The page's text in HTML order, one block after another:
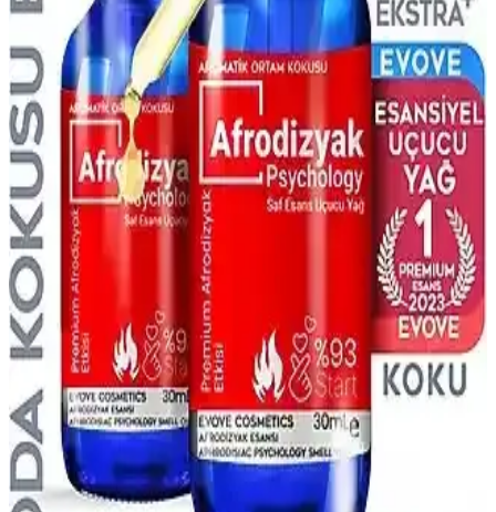
Afro Dynamic parfümünün kalıcılığı hakkında net bilgiler olmasa
da, koku notaları, formülasyon ve kullanım koşulları gibi faktörler
kalıcılığı etkiler. Doğru saklama ve uygulama ile performans
artırılabilir.
Afrodizyak Temalı Parfümler: Çekiciliği Artıran
Kokuların Güncel Trendleri ve Özellikleri
Afrodizyak temalı parfümler, içerdikleri maddeler ve koku
profilleriyle romantik ve çekici bir izlenim bırakmak isteyenler için
ideal seçenekler sunar.
Afro Dynamic Parfüm ve Ferah Koku Özellikleri
Hakkında Bilgi ve Değerlendirme
Afro Dynamic parfümü, ferah ve taze koku beklentilerine uygun
olup olmadığını anlamak için içerik ve kullanıcı yorumlarına
bakmak gerekir. Notalar ve koku profili önemli faktörlerdir.
Afro Dynamic Parfüm Günlük Kullanım İçin
Uygun Mu Hafif ve Kalıcı Özellikleriyle
Afro Dynamic parfüm, hafif yapısı ve odunsu notalarıyla günlük
kullanım için ideal, ferah ve kalıcı bir seçenektir. Ofis ve günlük